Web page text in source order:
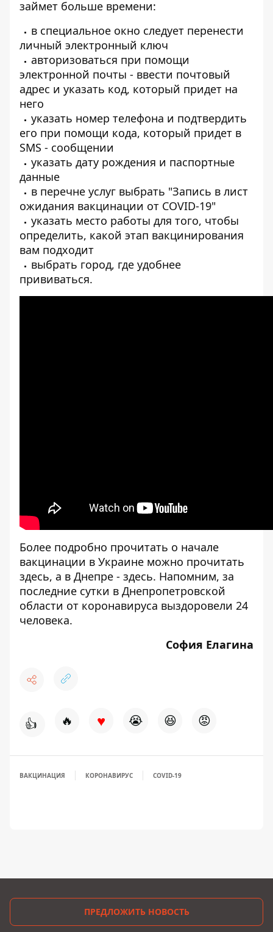
займет больше времени:
в специальное окно следует перенести
личный электронный ключ
авторизоваться при помощи
электронной почты - ввести почтовый
адрес и указать код, который придет на
него
указать номер телефона и подтвердить
его при помощи кода, который придет в
SMS - сообщении
указать дату рождения и паспортные
данные
в перечне услуг выбрать "Запись в лист
ожидания вакцинации от COVID-19"
указать место работы для того, чтобы
определить, какой этап вакцинирования
вам подходит
выбрать город, где удобнее
прививаться.
Более подробно прочитать о начале
вакцинации в Украине можно прочитать
здесь, а в Днепре - здесь. Напомним, за
последние сутки в Днепропетровской
области от коронавируса выздоровели 24
человека.
София Елагина
👍 🔥 ♥ 😭 😆 😡
ВАКЦИНАЦИЯ КОРОНАВИРУС COVID-19
ПРЕДЛОЖИТЬ НОВОСТЬ